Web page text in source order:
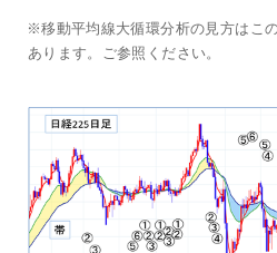
※移動平均線大循環分析の見方はこ
あります。ご参照ください。